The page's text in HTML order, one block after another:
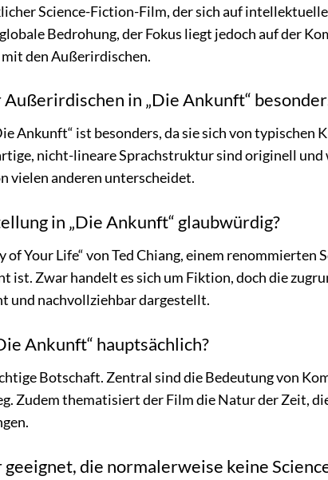
Science-Fiction-Film, der sich auf
Bedrohung, der Fokus liegt jedoch auf der
den Außerirdischen.
in „Die Ankunft“
Ankunft“ ist besonders, da sie sich von typischen
nicht-lineare Sprachstruktur sind originell
vielen anderen unterscheidet.
in „Die Ankunft“ glaubwürdig?
Your Life“ von Ted Chiang, einem renommierten
ist. Zwar handelt es sich um Fiktion, doch die
und nachvollziehbar dargestellt.
Ankunft“ hauptsächlich?
Botschaft. Zentral sind die Bedeutung von
Zudem thematisiert der Film die Natur der Zeit,
die normalerweise keine